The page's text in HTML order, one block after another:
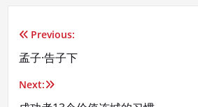
文
章
导
Previous:
孟子·告子下
Next: